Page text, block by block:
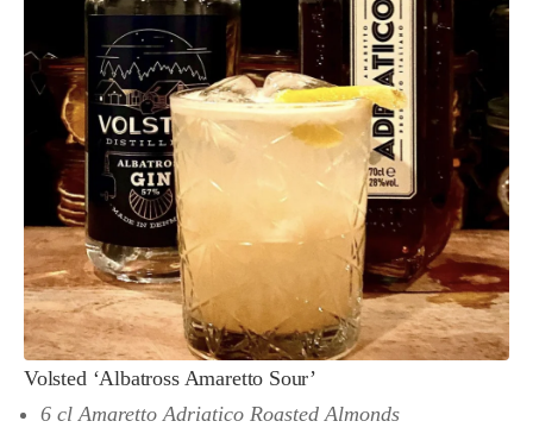
Volsted ‘Albatross Amaretto Sour’
6 cl Amaretto Adriatico Roasted Almonds